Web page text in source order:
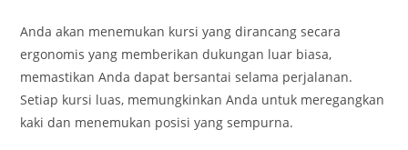
Anda akan menemukan kursi yang dirancang secara
ergonomis yang memberikan dukungan luar biasa,
memastikan Anda dapat bersantai selama perjalanan.
Setiap kursi luas, memungkinkan Anda untuk meregangkan
kaki dan menemukan posisi yang sempurna.